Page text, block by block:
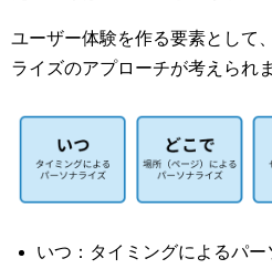
ユーザー体験を作る要素として
ライズのアプローチが考えられま
いつ：タイミングによるパー